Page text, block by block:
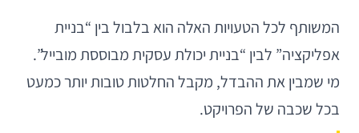
המשותף לכל הטעויות האלה הוא בלבול בין “בניית
אפליקציה” לבין “בניית יכולת עסקית מבוססת מובייל”.
מי שמבין את ההבדל, מקבל החלטות טובות יותר כמעט
בכל שכבה של הפרויקט.